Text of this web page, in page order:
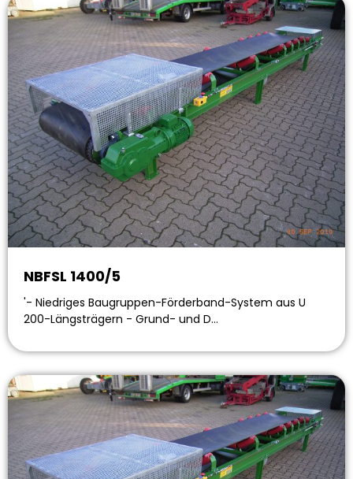
NBFSL 1400/5
'- Niedriges Baugruppen-Förderband-System aus U
200-Längsträgern - Grund- und D…